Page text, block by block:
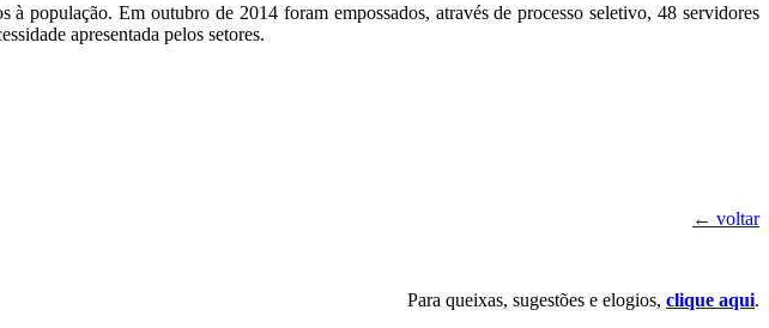
população. Em outubro de 2014 foram empossados, através de processo seletivo, 48 servidores
apresentada pelos setores.
← voltar
Para queixas, sugestões e elogios, clique aqui.